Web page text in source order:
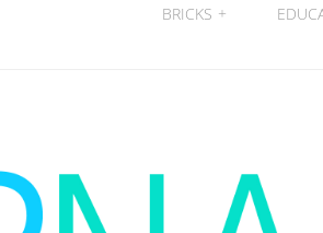
BRICKS +